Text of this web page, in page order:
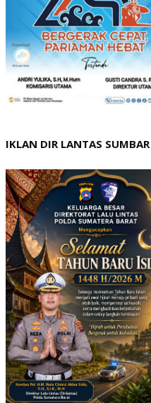
IKLAN DIR LANTAS SUMBAR